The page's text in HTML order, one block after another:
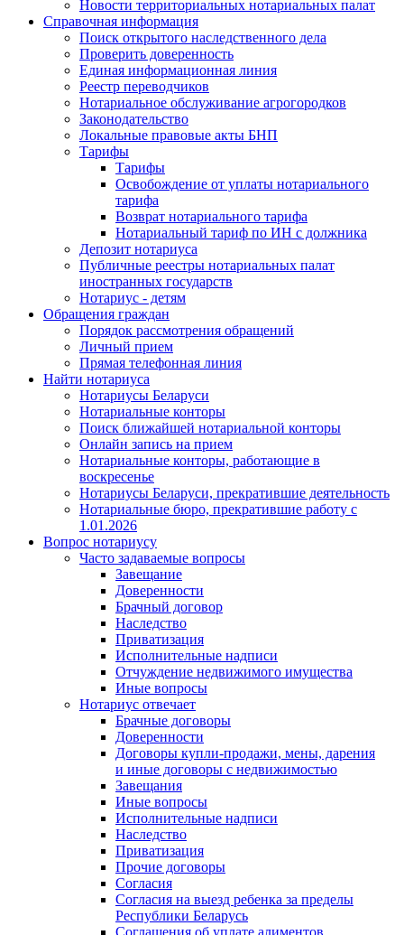
Новости территориальных нотариальных палат
Справочная информация
Поиск открытого наследственного дела
Проверить доверенность
Единая информационная линия
Реестр переводчиков
Нотариальное обслуживание агрогородков
Законодательство
Локальные правовые акты БНП
Тарифы
Тарифы
Освобождение от уплаты нотариального
тарифа
Возврат нотариального тарифа
Нотариальный тариф по ИН с должника
Депозит нотариуса
Публичные реестры нотариальных палат
иностранных государств
Нотариус - детям
Обращения граждан
Порядок рассмотрения обращений
Личный прием
Прямая телефонная линия
Найти нотариуса
Нотариусы Беларуси
Нотариальные конторы
Поиск ближайшей нотариальной конторы
Онлайн запись на прием
Нотариальные конторы, работающие в
воскресенье
Нотариусы Беларуси, прекратившие деятельность
Нотариальные бюро, прекратившие работу с
1.01.2026
Вопрос нотариусу
Часто задаваемые вопросы
Завещание
Доверенности
Брачный договор
Наследство
Приватизация
Исполнительные надписи
Отчуждение недвижимого имущества
Иные вопросы
Нотариус отвечает
Брачные договоры
Доверенности
Договоры купли-продажи, мены, дарения
и иные договоры с недвижимостью
Завещания
Иные вопросы
Исполнительные надписи
Наследство
Приватизация
Прочие договоры
Согласия
Согласия на выезд ребенка за пределы
Республики Беларусь
Соглашения об уплате алиментов